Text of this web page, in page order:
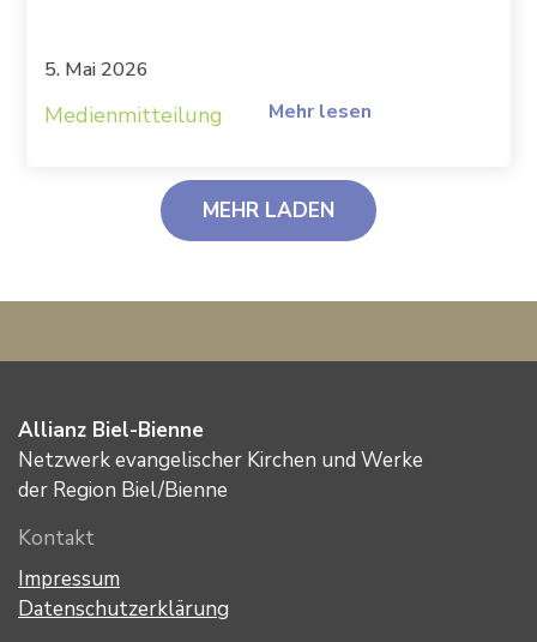
5. Mai 2026
Medienmitteilung Mehr lesen
MEHR LADEN
Allianz Biel-Bienne
Netzwerk evangelischer Kirchen und Werke
der Region Biel/Bienne
Kontakt
Impressum
Datenschutzerklärung